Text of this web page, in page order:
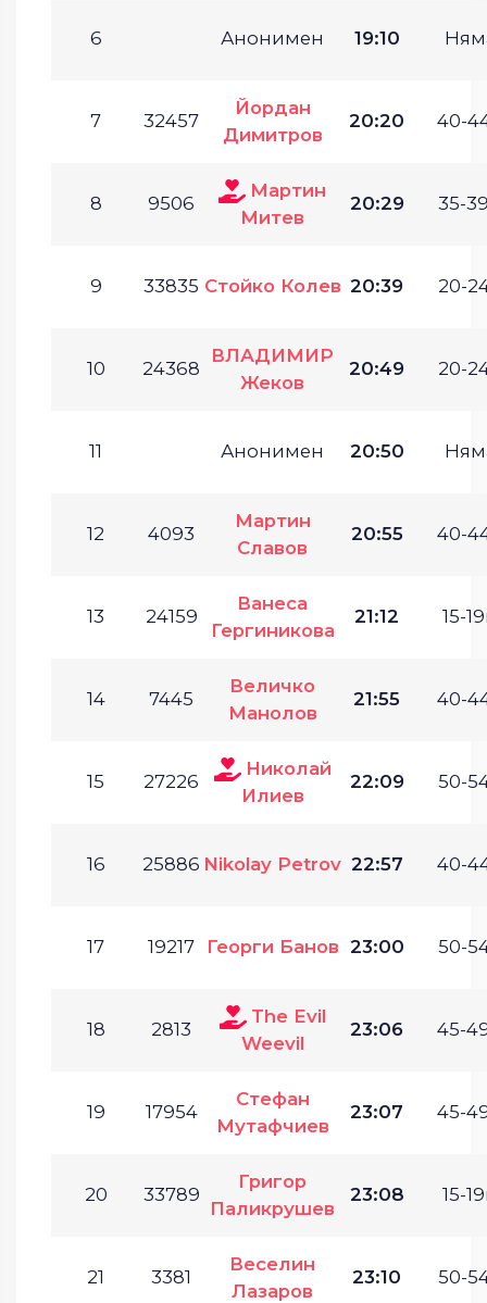
6 Анонимен 19:10
7 32457
Йордан
Димитров
20:20 40-
8 9506
Мартин
Митев
20:29 35-
9 33835 Стойко Колев 20:39 20-
10 24368
ВЛАДИМИР
Жеков
20:49 20-
11 Анонимен 20:50
12 4093
Мартин
Славов
20:55 40-
13 24159
Ванеса
Гергиникова
21:12 15-
14 7445
Величко
Манолов
21:55 40-
15 27226
Николай
Илиев
22:09 50-
16 25886 Nikolay Petrov 22:57 40-
17 19217 Георги Банов 23:00 50-
18 2813
The Evil
Weevil
23:06 45-
19 17954
Стефан
Мутафчиев
23:07 45-
20 33789
Григор
Паликрушев
23:08 15-
21 3381
Веселин
Лазаров
23:10 50-